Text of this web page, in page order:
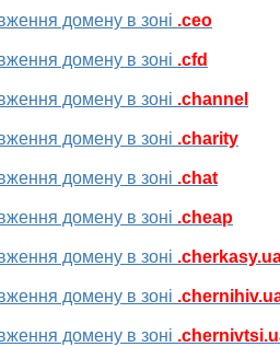
домену в зоні .ceo
домену в зоні .cfd
домену в зоні .channel
домену в зоні .charity
домену в зоні .chat
домену в зоні .cheap
домену в зоні
домену в зоні
домену в зоні